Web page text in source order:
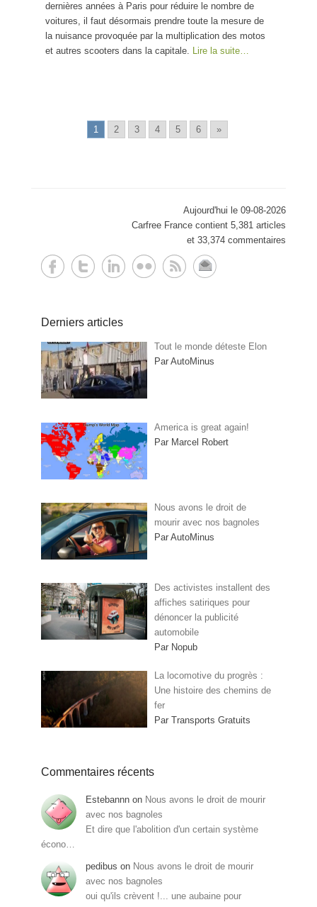
dernières années à Paris pour réduire le nombre de
voitures, il faut désormais prendre toute la mesure de
la nuisance provoquée par la multiplication des motos
et autres scooters dans la capitale. Lire la suite…
1 2 3 4 5 6 »
Aujourd'hui le 09-08-2026
Carfree France contient 5,381 articles
et 33,374 commentaires
Derniers articles
Tout le monde déteste Elon
Par AutoMinus
America is great again!
Par Marcel Robert
Nous avons le droit de
mourir avec nos bagnoles
Par AutoMinus
Des activistes installent des
affiches satiriques pour
dénoncer la publicité
automobile
Par Nopub
La locomotive du progrès :
Une histoire des chemins de
fer
Par Transports Gratuits
Commentaires récents
Estebannn on Nous avons le droit de mourir
avec nos bagnoles
Et dire que l'abolition d'un certain système
écono…
pedibus on Nous avons le droit de mourir
avec nos bagnoles
oui qu'ils crèvent !... une aubaine pour